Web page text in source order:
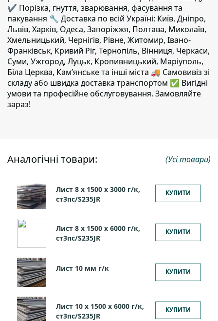
✔️ Порізка, гнуття, зварювання, фасування та
пакування 🔧 Доставка по всій Україні: Київ, Дніпро,
Львів, Харків, Одеса, Запоріжжя, Полтава, Миколаїв,
Хмельницький, Чернігів, Рівне, Житомир, Івано-
Франківськ, Кривий Ріг, Тернопіль, Вінниця, Черкаси,
Суми, Ужгород, Луцьк, Кропивницький, Маріуполь,
Біла Церква, Кам’янське та інші міста 🚚 Самовивіз зі
складу або швидка доставка транспортом ✅ Вигідні
умови та професійне обслуговування. Замовляйте
зараз!
Аналогічні товари: (Усі товари)
Лист 8 х 1500 х 3000 г/к,
ст3пс/S235JR
КУПИТИ
Лист 8 х 1500 х 6000 г/к,
ст3пс/S235JR
КУПИТИ
Лист 10 мм г/к КУПИТИ
Лист 10 х 1500 х 6000 г/к,
ст3пс/S235JR
КУПИТИ